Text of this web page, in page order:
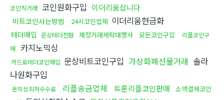
코인직거래 코인원화구입 이더리움삽니다
비트코인사는방법 24시코인업체 이더리움현금화
테더매입 문상테더전환 재정거래세탁대행사 모든코인구입
리플코인구
매
카지노믹싱
카드로테더코인매입 문상비트코인구입 가상화폐선물거래 솔라
나원화구입
돈믹싱최저수수료 리플송금업체 트론리플코인판매
소액결제코인